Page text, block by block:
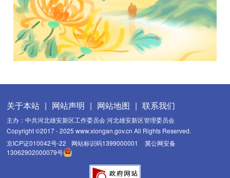
关于本站 | 网站声明 | 网站地图 | 联系我们
主办：中共河北雄安新区工作委员会 河北雄安新区管理委员会
Copyright ©2017 - 2025 www.xiongan.gov.cn All Rights Reserved.
京ICP证010042号-22
网站标识码1399000001
冀公网安备
13062902000079号